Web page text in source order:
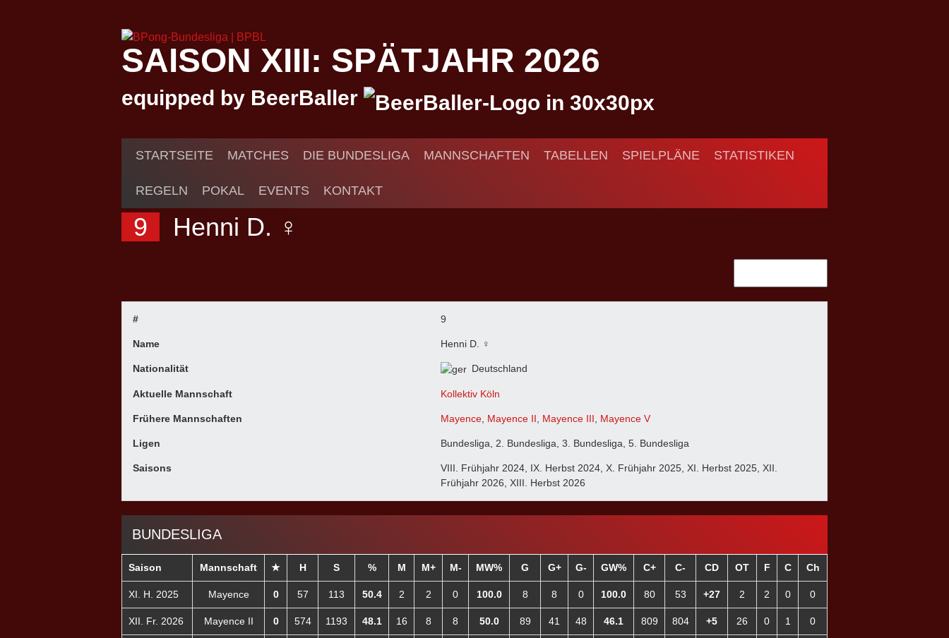
SAISON XIII: SPÄTJAHR 2026
equipped by BeerBaller
STARTSEITE MATCHES DIE BUNDESLIGA MANNSCHAFTEN TABELLEN SPIELPLÄNE STATISTIKEN
REGELN POKAL EVENTS KONTAKT
9 Henni D. ♀
# 9
Name Henni D. ♀
Nationalität Deutschland
Aktuelle Mannschaft Kollektiv Köln
Frühere Mannschaften Mayence, Mayence II Mayence III Mayence V
Ligen Bundesliga, 2. Bundesliga, 3. Bundesliga, 5. Bundesliga
Saisons
VIII. Frühjahr 2024, IX. Herbst 2024, X. Frühjahr 2025, XI. Herbst 2025, XII.
Frühjahr 2026, XIII. Herbst 2026
BUNDESLIGA
Saison Mannschaft ★ H S % M M+ M- MW% G G+ G- GW% C+ C- CD OT F C Ch
XI. H. 2025 Mayence 0 57 113 50.4 2 2 0 100.0 8 8 0 100.0 80 53 +27 2 2 0 0
XII. Fr. 2026 Mayence II 0 574 1193 48.1 16 8 8 50.0 89 41 48 46.1 809 804 +5 26 0 1 0